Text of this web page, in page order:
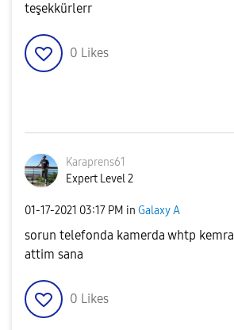
teşekkürlerr
0 Likes
Karaprens61
Expert Level 2
‎01-17-2021 03:17 PM in Galaxy A
sorun telefonda kamerda whtp
attim sana
0 Likes